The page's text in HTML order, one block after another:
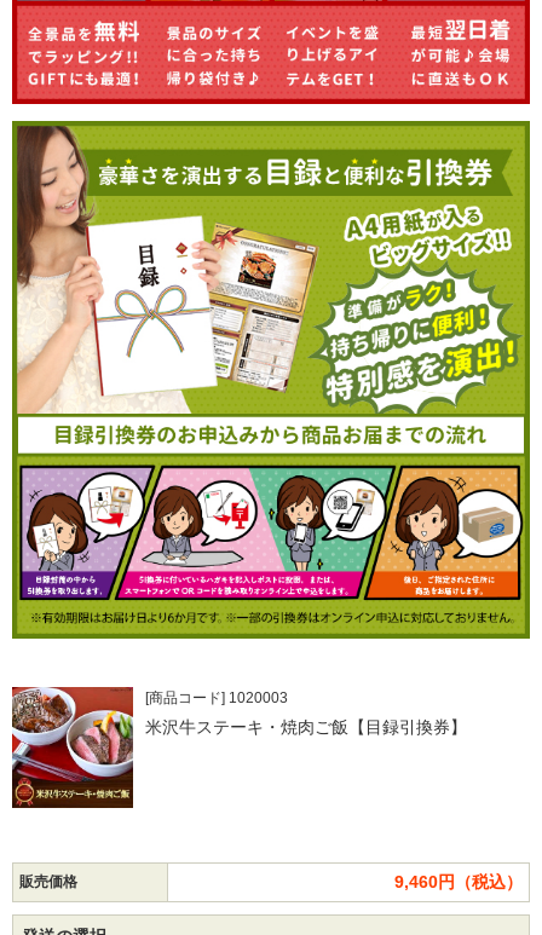
[商品コード] 1020003
米沢牛ステーキ・焼肉ご飯【目録引換券】
販売価格 9,460円（税込）